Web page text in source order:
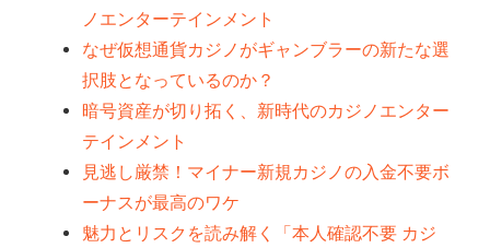
ノエンターテインメント
なぜ仮想通貨カジノがギャンブラーの新たな選
択肢となっているのか？
暗号資産が切り拓く、新時代のカジノエンター
テインメント
見逃し厳禁！マイナー新規カジノの入金不要ボ
ーナスが最高のワケ
魅力とリスクを読み解く「本人確認不要 カジ